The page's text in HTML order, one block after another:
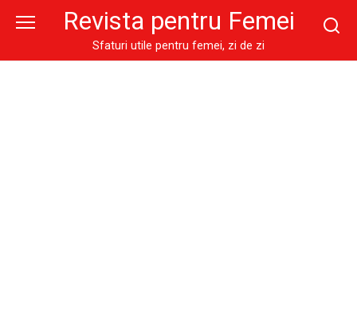
Revista pentru Femei
Sfaturi utile pentru femei, zi de zi